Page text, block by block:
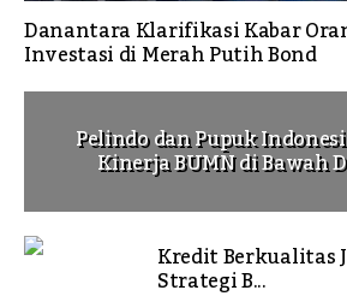
Danantara Klarifikasi Kabar
Investasi di Merah Putih Bond
Pelindo dan Pupuk
Kinerja BUMN di Bawah
Kredit Berkualitas
Strategi B...